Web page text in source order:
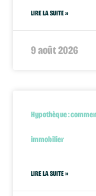
LIRE LA SUITE »
9 août 2026
Hypothèque :
immobilier
LIRE LA SUITE »